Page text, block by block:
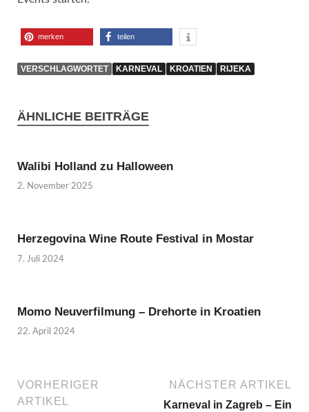
merken teilen
VERSCHLAGWORTET KARNEVAL KROATIEN RIJEKA
ÄHNLICHE BEITRÄGE
Walibi Holland zu Halloween
2. November 2025
Herzegovina Wine Route Festival in Mostar
7. Juli 2024
Momo Neuverfilmung – Drehorte in Kroatien
22. April 2024
VORHERIGER
ARTIKEL
NÄCHSTER ARTIKEL
Karneval in Zagreb – Ein